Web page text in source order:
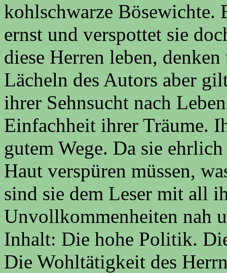
kohlschwarze Bösewichte.
ernst und verspottet sie
diese Herren leben,
Lächeln des Autors aber
ihrer Sehnsucht nach
Einfachheit ihrer Träume.
gutem Wege. Da sie
Haut verspüren müssen,
sind sie dem Leser mit all
Unvollkommenheiten nah
Inhalt: Die hohe Politik.
Die Wohltätigkeit des